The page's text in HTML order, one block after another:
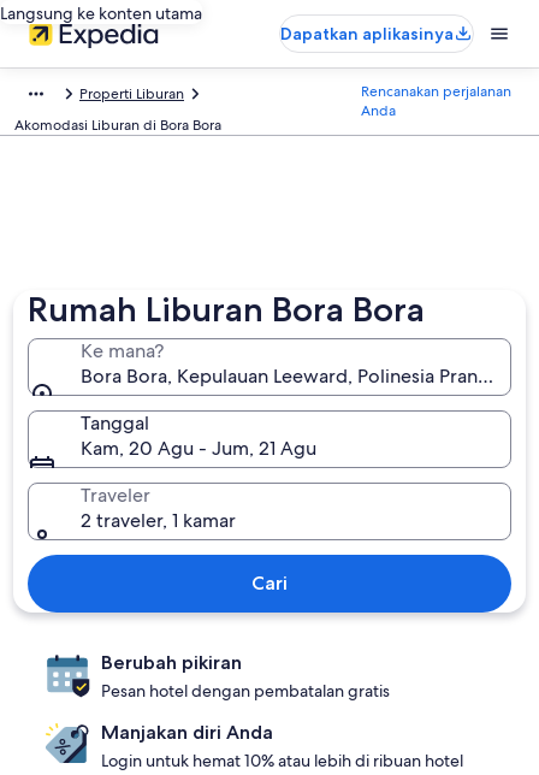
Langsung ke konten utama
Dapatkan aplikasinya
Properti Liburan
Akomodasi Liburan di Bora Bora
Rencanakan perjalanan
Anda
Rumah Liburan Bora Bora
Ke mana?
Bora Bora, Kepulauan Leeward, Polinesia Prancis
Tanggal
Kam, 20 Agu - Jum, 21 Agu
Traveler
2 traveler, 1 kamar
Cari
Berubah pikiran
Pesan hotel dengan pembatalan gratis
Manjakan diri Anda
Login untuk hemat 10% atau lebih di ribuan hotel